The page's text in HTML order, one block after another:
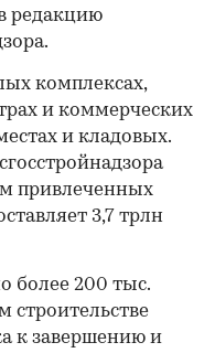
редакцию
комплексах,
и коммерческих
и кладовых.
привлеченных
3,7 трлн
более 200 тыс.
строительстве
к завершению и